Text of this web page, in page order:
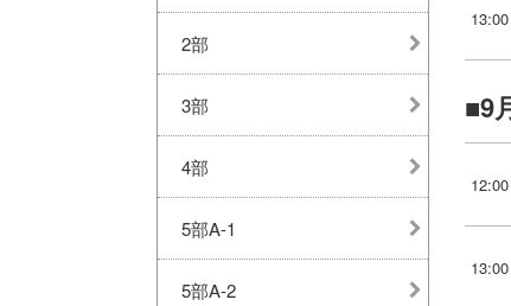
2部
3部
4部
5部A-1
5部A-2
13:00
9
12:00
13:00